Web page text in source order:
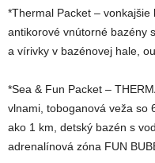
*Thermal Packet – vonkajšie
antikorové vnútorné bazény
a vírivky v bazénovej hale,
*Sea & Fun Packet –
vlnami, toboganová veža so
ako 1 km, detský bazén s
adrenalínová zóna FUN